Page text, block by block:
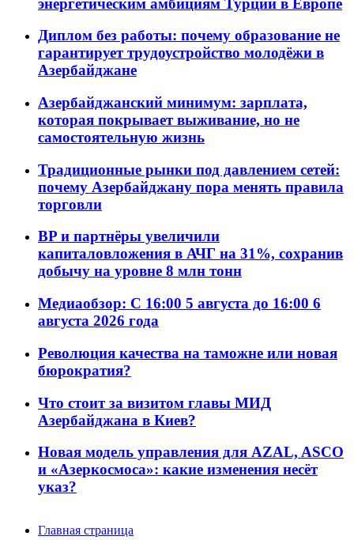
Диплом без работы: почему образование не
гарантирует трудоустройство молодёжи в
Азербайджане
Азербайджанский минимум: зарплата,
которая покрывает выживание, но не
самостоятельную жизнь
Традиционные рынки под давлением сетей:
почему Азербайджану пора менять правила
торговли
BP и партнёры увеличили
капиталовложения в АЧГ на 31%, сохранив
добычу на уровне 8 млн тонн
Медиаобзор: С 16:00 5 августа до 16:00 6
августа 2026 года
Революция качества на таможне или новая
бюрократия?
Что стоит за визитом главы МИД
Азербайджана в Киев?
Новая модель управления для AZAL, ASCO
и «Азеркосмоса»: какие изменения несёт
указ?
Главная страница